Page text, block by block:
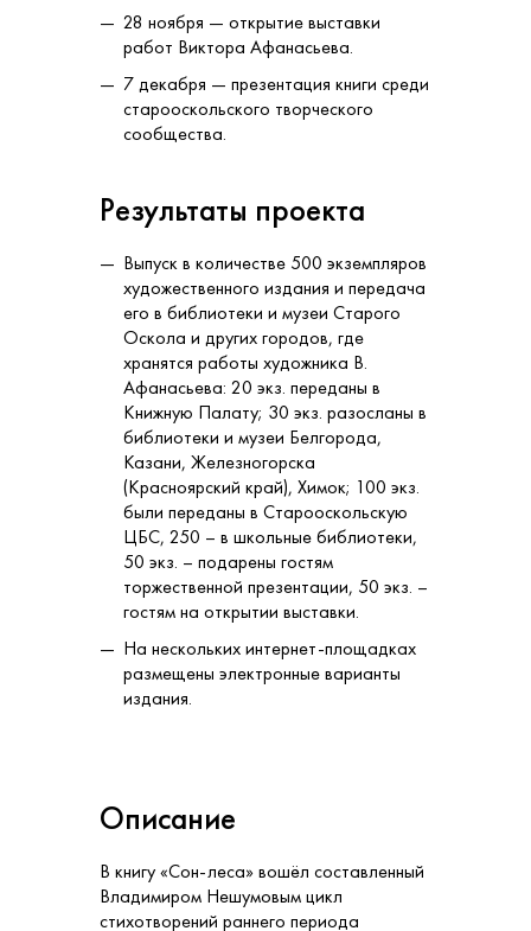
28 ноября — открытие выставки
работ Виктора Афанасьева.
7 декабря — презентация книги среди
старооскольского творческого
сообщества.
Результаты проекта
Выпуск в количестве 500 экземпляров
художественного издания и передача
его в библиотеки и музеи Старого
Оскола и других городов, где
хранятся работы художника В.
Афанасьева: 20 экз. переданы в
Книжную Палату; 30 экз. разосланы в
библиотеки и музеи Белгорода,
Казани, Железногорска
(Красноярский край), Химок; 100 экз.
были переданы в Старооскольскую
ЦБС, 250 – в школьные библиотеки,
50 экз. – подарены гостям
торжественной презентации, 50 экз. –
гостям на открытии выставки.
На нескольких интернет-площадках
размещены электронные варианты
издания.
Описание
В книгу «Сон-леса» вошёл составленный
Владимиром Нешумовым цикл
стихотворений раннего периода